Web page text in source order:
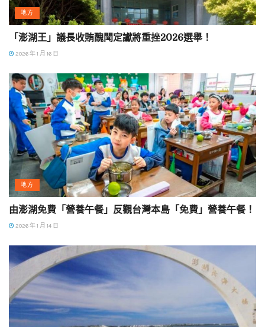
地方
「澎湖王」議長收賄醜聞定讞將重挫2026選舉！
2026 年 1 月 16 日
地方
由澎湖免費「營養午餐」反觀台灣本島「免費」營養午餐！
2026 年 1 月 14 日